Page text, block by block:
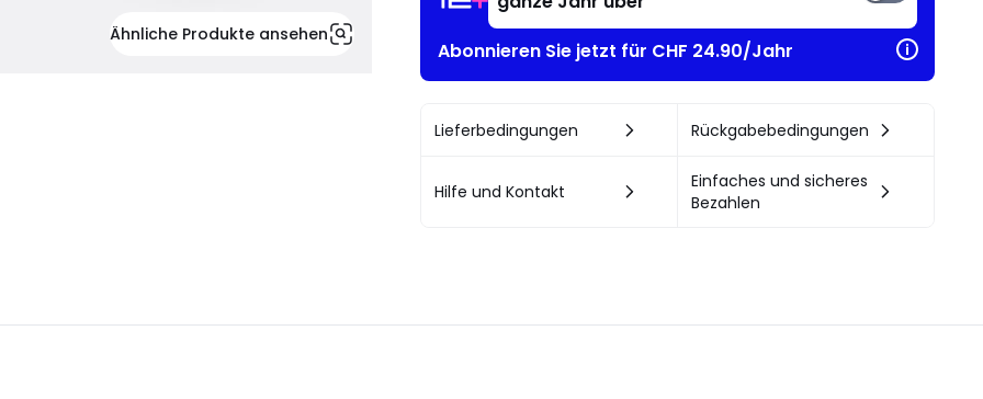
Ähnliche Produkte ansehen
Abonnieren Sie jetzt für CHF 24.90/Jahr
Lieferbedingungen Rückgabebedingungen
Hilfe und Kontakt
Einfaches und sicheres
Bezahlen